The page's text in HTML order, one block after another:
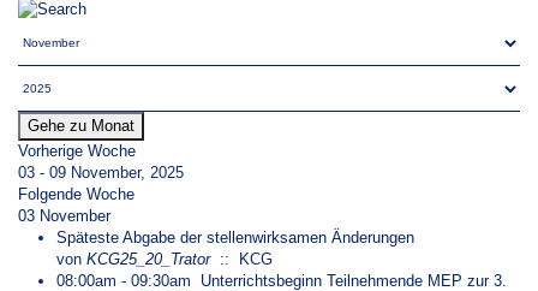
Gehe zu Monat
Vorherige Woche
03 - 09 November, 2025
Folgende Woche
03 November
Späteste Abgabe der stellenwirksamen Änderungen
von KCG25_20_Trator:: KCG
08:00am - 09:30am Unterrichtsbeginn Teilnehmende MEP zur 3.